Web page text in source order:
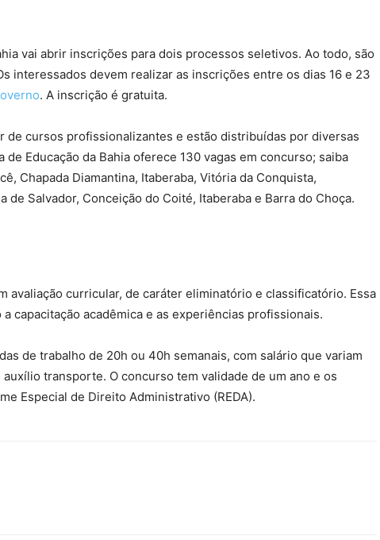
vai abrir inscrições para dois processos seletivos. Ao todo, são
interessados devem realizar as inscrições entre os dias 16 e 23
. A inscrição é gratuita.
de cursos profissionalizantes e estão distribuídas por diversas
Educação da Bahia oferece 130 vagas em concurso; saiba
Chapada Diamantina, Itaberaba, Vitória da Conquista,
de Salvador, Conceição do Coité, Itaberaba e Barra do Choça.
avaliação curricular, de caráter eliminatório e classificatório. Essa
capacitação acadêmica e as experiências profissionais.
de trabalho de 20h ou 40h semanais, com salário que variam
transporte. O concurso tem validade de um ano e os
Especial de Direito Administrativo (REDA).